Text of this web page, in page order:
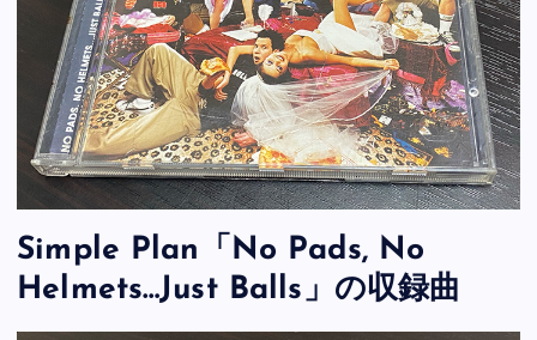
Simple Plan「No Pads, No
Helmets…Just Balls」の収録曲